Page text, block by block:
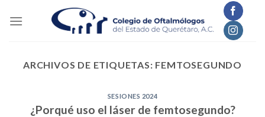
ARCHIVOS DE ETIQUETAS: FEMTOSEGUNDO
SESIONES 2024
¿Porqué uso el láser de femtosegundo?